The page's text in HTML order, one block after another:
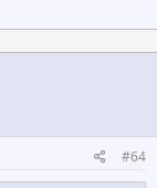
#64